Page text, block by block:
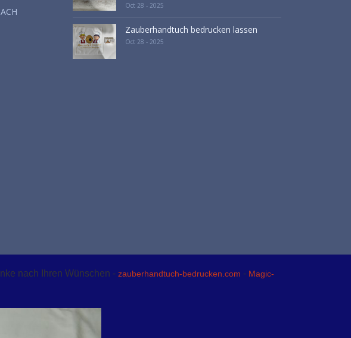
Oct 28 - 2025
Zauberhandtuch bedrucken lassen
Oct 28 - 2025
nach Ihren Wünschen - zauberhandtuch-bedrucken.com - Magic-